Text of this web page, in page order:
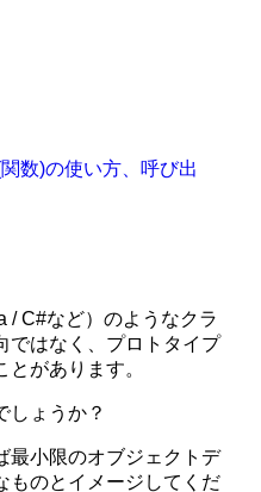
数)の使い方、呼び出
/ C#など）のようなクラ
ではなく、プロトタイプ
があります。
しょうか？
最小限のオブジェクトデ
ものとイメージしてくだ